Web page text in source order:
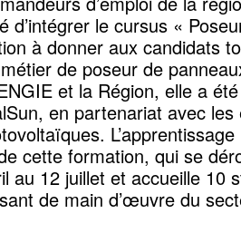
d’intégrer le cursus «
à donner aux candidats
de poseur de
et la Région, elle a
en partenariat avec
cette formation, qui se
au 12 juillet et accueille 10
de main d’œuvre du